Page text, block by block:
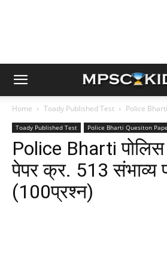
Home Toady Published Test Police
Toady Published Test Police Bharti Quesiton
Police Bharti पोलिस
पेपर क्र. 513 संभाव्य
(100प्रश्न)